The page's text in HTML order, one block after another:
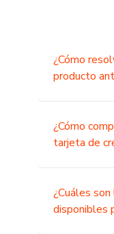
¿Cómo
producto
¿Cómo
tarjeta de
¿Cuáles
disponibles